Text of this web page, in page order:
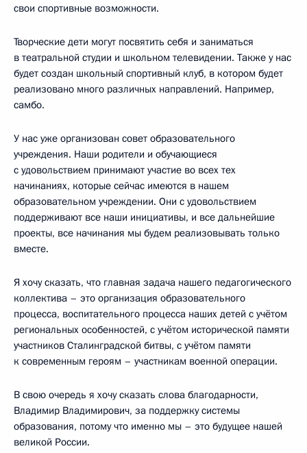
свои спортивные возможности.
Творческие дети могут посвятить себя и заниматься
в театральной студии и школьном телевидении. Также у нас
будет создан школьный спортивный клуб, в котором будет
реализовано много различных направлений. Например,
самбо.
У нас уже организован совет образовательного
учреждения. Наши родители и обучающиеся
с удовольствием принимают участие во всех тех
начинаниях, которые сейчас имеются в нашем
образовательном учреждении. Они с удовольствием
поддерживают все наши инициативы, и все дальнейшие
проекты, все начинания мы будем реализовывать только
вместе.
Я хочу сказать, что главная задача нашего педагогического
коллектива – это организация образовательного
процесса, воспитательного процесса наших детей с учётом
региональных особенностей, с учётом исторической памяти
участников Сталинградской битвы, с учётом памяти
к современным героям – участникам военной операции.
В свою очередь я хочу сказать слова благодарности,
Владимир Владимирович, за поддержку системы
образования, потому что именно мы – это будущее нашей
великой России.